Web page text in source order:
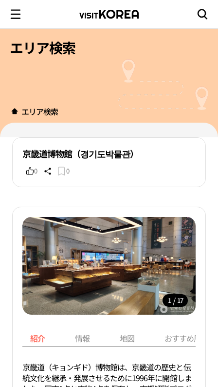
エリア検索
エリア検索
京畿道博物館（경기도박물관）
0 0
1 / 17
紹介 情報 地図 おすすめ周辺
京畿道（キョンギド）博物館は、京畿道の歴史と伝
統文化を継承・発展させるために1996年に開館しま